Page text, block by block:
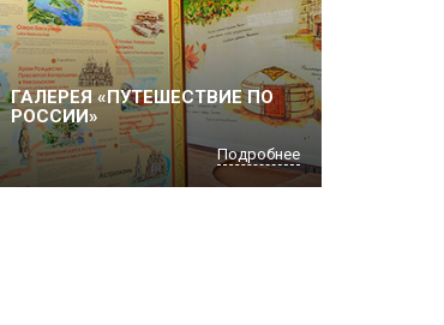
ГАЛЕРЕЯ «ПУТЕШЕСТВИЕ ПО
РОССИИ»
Подробнее